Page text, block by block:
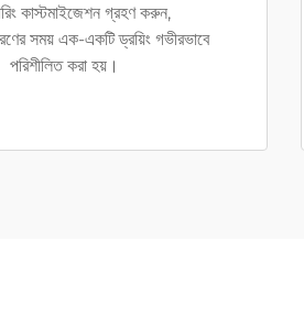
কাস্টমাইজেশন গ্রহণ করুন,
সময় এক-একটি ড্রয়িং গভীরভাবে
পরিশীলিত করা হয়।